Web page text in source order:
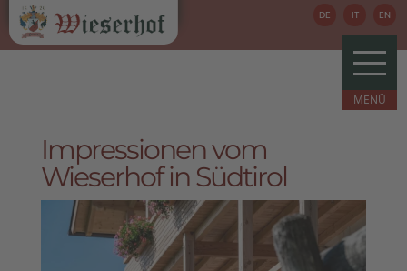
DE IT EN
Impressionen vom
Wieserhof in Südtirol